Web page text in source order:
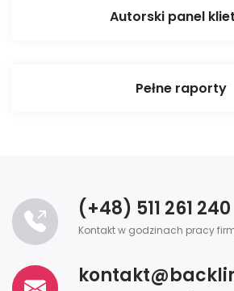
Autorski panel
Pełne raporty
(+48) 511 261 240
Kontakt w godzinach pracy